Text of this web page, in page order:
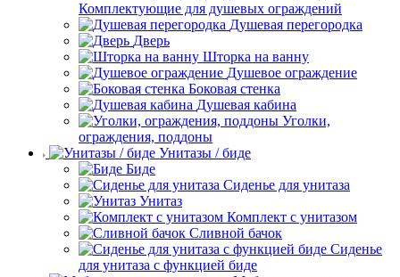
Комплектующие для душевых ограждений
Душевая перегородка
Дверь
Шторка на ванну
Душевое ограждение
Боковая стенка
Душевая кабина
Уголки,
ограждения, поддоны
Унитазы / биде
Биде
Сиденье для унитаза
Унитаз
Комплект с унитазом
Сливной бачок
Сиденье
для унитаза с функцией биде